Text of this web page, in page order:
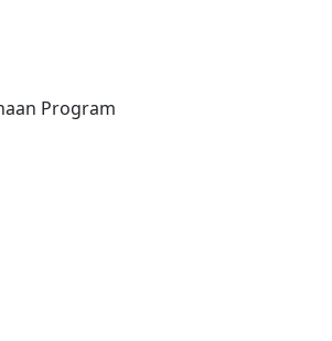
Program